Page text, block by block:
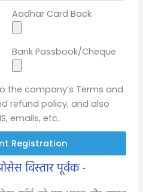
Aadhar Card Back
Bank Passbook/Cheque
the company’s Terms and
refund policy, and also
emails, etc.
Registration
विस्तार पूर्वक -